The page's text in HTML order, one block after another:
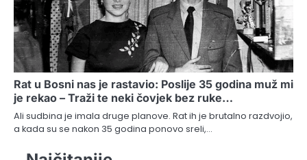
Rat u Bosni nas je rastavio: Poslije 35 godina muž mi
je rekao – Traži te neki čovjek bez ruke…
Ali sudbina je imala druge planove. Rat ih je brutalno razdvojio,
a kada su se nakon 35 godina ponovo sreli,…